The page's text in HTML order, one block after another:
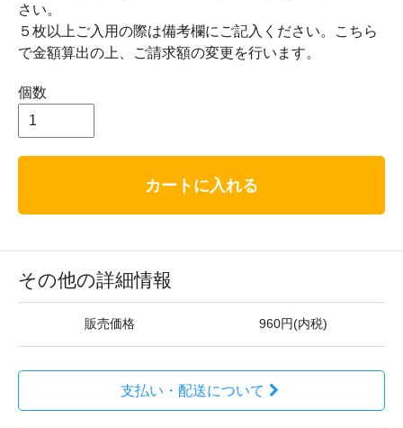
さい。
５枚以上ご入用の際は備考欄にご記入ください。こちら
で金額算出の上、ご請求額の変更を行います。
個数
カートに入れる
その他の詳細情報
販売価格 960円(内税)
支払い・配送について